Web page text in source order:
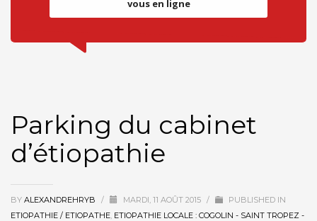
vous en ligne
Parking du cabinet
d’étiopathie
BY ALEXANDREHRYB / MARDI, 11 AOÛT 2015 /
PUBLISHED IN
ETIOPATHIE / ETIOPATHE, ETIOPATHIE LOCALE : COGOLIN - SAINT TROPEZ -